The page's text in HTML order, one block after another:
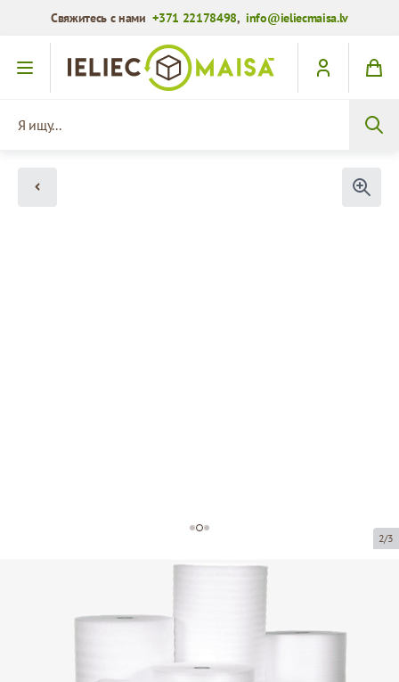
Свяжитесь с нами+371 22178498,info@ieliecmaisa.lv
Перейти к содержимому
2/3
Пенная пленка в рулонах
1.2 x 150m (2.0mm)